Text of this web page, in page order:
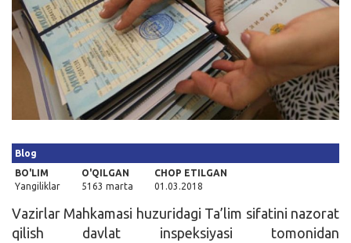
Qidirish
Kirish
Blog
BO'LIM
Yangiliklar
O'QILGAN
5163 marta
CHOP ETILGAN
01.03.2018
Vazirlar Mahkamasi huzuridagi Ta’lim sifatini nazorat
qilish davlat inspeksiyasi tomonidan